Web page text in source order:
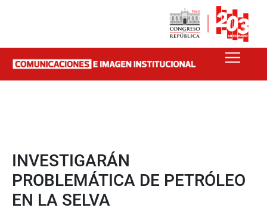
INVESTIGARÁN
PROBLEMÁTICA DE PETRÓLEO
EN LA SELVA